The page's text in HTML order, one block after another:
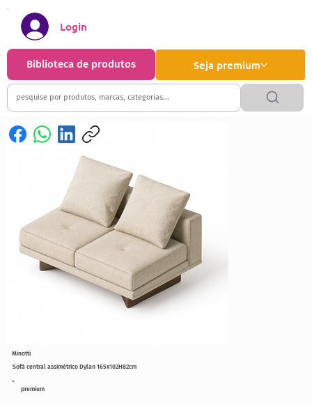
Seja premium
Biblioteca de produtos
Login
premium
Sofá central assimétrico Dylan 165x102H82cm
Minotti